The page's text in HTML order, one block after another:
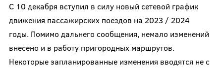
С 10 декабря вступил в силу новый сетевой график
движения пассажирских поездов на 2023 / 2024
годы. Помимо дальнего сообщения, немало изменений
внесено и в работу пригородных маршрутов.
Некоторые запланированные изменения вводятся не с